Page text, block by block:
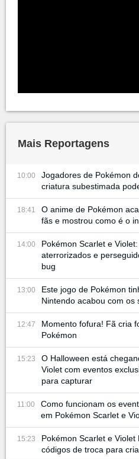
Mais Reportagens
10:00
Jogadores de Pokémon
criatura subestimada
18:41
O anime de Pokémon
fãs e mostrou como é o
14:00
Pokémon Scarlet e
aterrorizados e
bug
13:00
Este jogo de Pokémon
Nintendo acabou com os
12:47
Momento fofura! Fã cria
Pokémon
15:23
O Halloween está
Violet com eventos
para capturar
11:00
Como funcionam os
em Pokémon Scarlet e
15:23
Pokémon Scarlet e
códigos de troca para